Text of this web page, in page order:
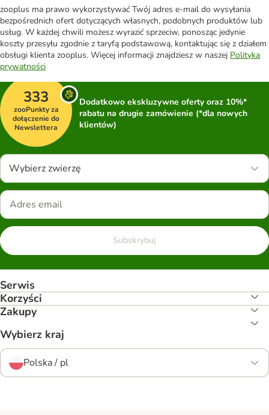
zooplus ma prawo wykorzystywać Twój adres e-mail do wysyłania
bezpośrednich ofert dotyczących własnych, podobnych produktów lub
usług. W każdej chwili możesz wyrazić sprzeciw, ponosząc jedynie
koszty przesyłu zgodnie z taryfą podstawową, kontaktując się z działem
obsługi klienta zooplus. Więcej informacji znajdziesz w naszej Polityka
prywatności
333
zooPunkty za
dołączenie do
Newslettera
Dodatkowo ekskluzywne oferty oraz 10%*
rabatu na drugie zamówienie (*dla nowych
klientów)
Wybierz zwierzę
Subskrybuj
Serwis
Korzyści
Zakupy
Wybierz kraj
Polska / pl